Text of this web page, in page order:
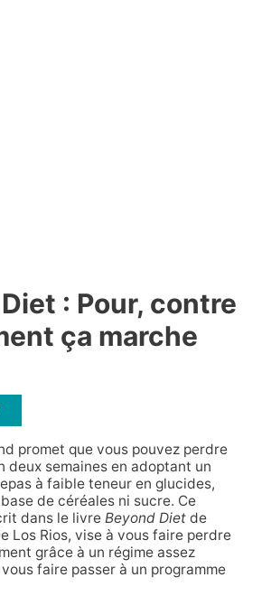
: Pour, contre
ça marche
promet que vous pouvez perdre
deux semaines en adoptant un
à faible teneur en glucides,
de céréales ni sucre. Ce
dans le livre Beyond Diet de
Los Rios, vise à vous faire perdre
grâce à un régime assez
faire passer à un programme